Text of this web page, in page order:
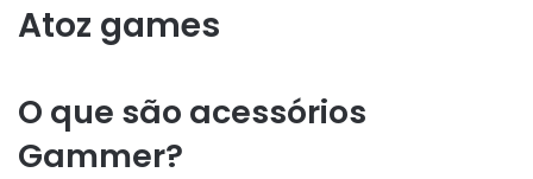
Atoz games
O que são acessórios
Gammer?